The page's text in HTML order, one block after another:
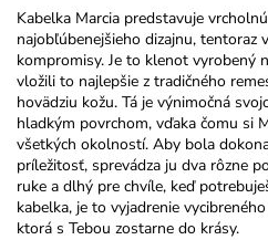
Kabelka Marcia predstavuje
najobľúbenejšieho dizajnu, tentoraz
kompromisy. Je to klenot vyrobený
vložili to najlepšie z tradičného
hovädziu kožu. Tá je výnimočná
hladkým povrchom, vďaka čomu si
všetkých okolností. Aby bola
príležitosť, sprevádza ju dva rôzne
ruke a dlhý pre chvíle, keď
kabelka, je to vyjadrenie
ktorá s Tebou zostarne do krásy.